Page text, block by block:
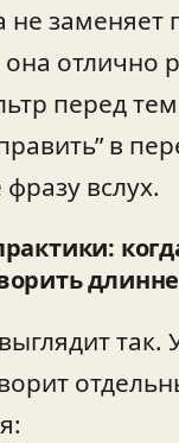
не заменяет
отлично
перед
в
вслух.
так.